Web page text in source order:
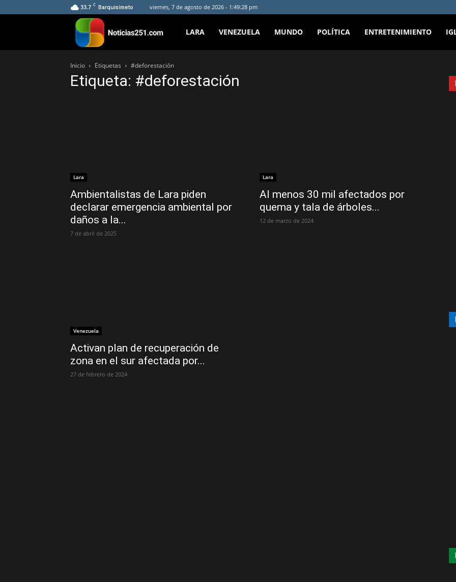
33.7 C Barquisimeto viernes, 7 de agosto de 2026 - 1:49:28 pm
Noticias251
LARA VENEZUELA MUNDO POLÍTICA ENTRETENIMIENTO
Inicio Etiquetas #deforestación
Etiqueta: #deforestación
Lara
Ambientalistas de Lara piden
declarar emergencia ambiental por
daños a la...
7 de abril de 2025
Lara
Al menos 30 mil afectados por
quema y tala de árboles...
12 de marzo de 2024
Venezuela
Activan plan de recuperación de
zona en el sur afectada por...
27 de febrero de 2024